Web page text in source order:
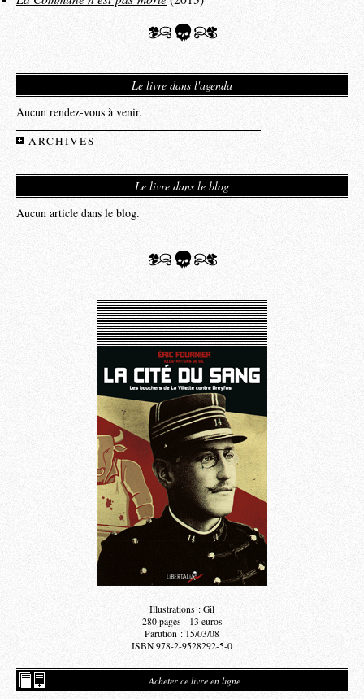
Le livre dans l'agenda
Aucun rendez-vous à venir.
ARCHIVES
Le livre dans le blog
Aucun article dans le blog.
Illustrations : Gil
280 pages - 13 euros
Parution : 15/03/08
ISBN 978-2-9528292-5-0
Acheter ce livre en ligne